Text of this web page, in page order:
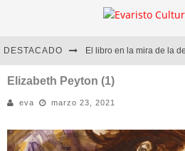
DESTACADO
Marcelo Rubio | El llovedor
Diego Meret | Hotel
Alejandra Correa | La
Elizabeth Peyton (1)
eva marzo 23, 2021